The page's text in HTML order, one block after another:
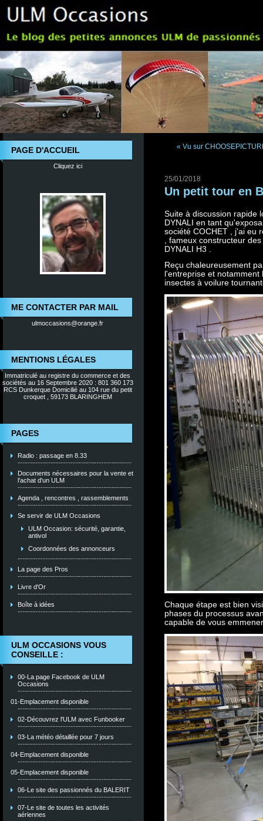
PAGE D'ACCUEIL
Cliquez ici
ME CONTACTER PAR MAIL
ulmoccasions@orange.fr
MENTIONS LÉGALES
Immatriculé au registre du commerce et des
sociétés au 16 Septembre 2020 : 801 360 173
RCS Dunkerque Domicilié au 104 rue du petit
croquet , 59173 BLARINGHEM
PAGES
Radio : passage en 8.33
Documents nécessaires pour la vente et
l'achat d'un ULM
Agenda , rencontres , rassemblements
Se servir de ULM Occasions
ULM Occasion: sécurité, garantie,
antivol
Coordonnées des annonceurs
La page des Pros
Livre d'Or
Boîte à idées
ULM OCCASIONS VOUS
CONSEILLE :
00-La page Facebook de ULM
Occasions
01-Emplacement disponible
02-Découvrez l'ULM avec Funbooker
03-La météo détaillée pour 7 jours
04-Emplacement disponible
05-Emplacement disponible
06-Le site des passionnés du BALERIT
07-Le site de toutes les activités
aériennes
« Vu sur
25/01/2018
Un petit tour en
Suite à discussion rapide
DYNALI en tant
société COCHET , j'ai eu
, fameux constructeur
DYNALI H3 .
Reçu chaleureusement
l'entreprise et
insectes à voilure
Chaque étape est bien
phases du processus
capable de vous